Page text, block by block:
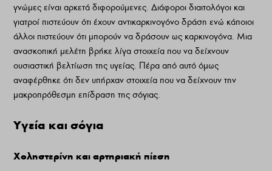
γνώμες είναι αρκετά διφορούμενες. Διάφοροι διαιτολόγοι και
γιατροί πιστεύουν ότι έχουν αντικαρκινογόνο δράση ενώ κάποιοι
άλλοι πιστεύουν ότι μπορούν να δράσουν ως καρκινογόνα. Μια
ανασκοπική μελέτη βρήκε λίγα στοιχεία που να δείχνουν
ουσιαστική βελτίωση της υγείας. Πέρα από αυτό όμως
αναφέρθηκε ότι δεν υπήρχαν στοιχεία που να δείχνουν την
μακροπρόθεσμη επίδραση της σόγιας.
Υγεία και σόγια
Χοληστερίνη και αρτηριακή πίεση